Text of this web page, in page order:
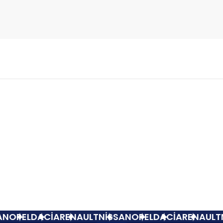
OPELDACİARENAULTNİSSANOPELDACİARENAULT